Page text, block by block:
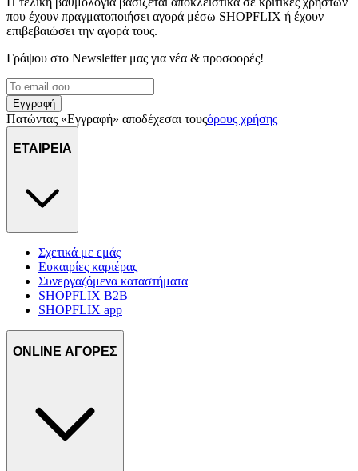
διαφημίσεις και περιεχόμενο, την καλύτερη εικόνα του κοινού
μας και την ανάπτυξη προϊόντων. Επίσης, κοινοποιούμε
τοποθεσίας μας στους συνεργάτες μέσων κοινωνικής
δικτύωσης, διαφημίσεων και ανάλυσης.
που έχουν πραγματοποιήσει αγορά μέσω SHOPFLIX ή έχουν
επιβεβαιώσει την αγορά τους.
Γράψου στο Νewsletter μας για νέα & προσφορές!
Εγγραφή
Πατώντας «Εγγραφή» αποδέχεσαι τουςόρους χρήσης
ΕΤΑΙΡΕΙΑ
Σχετικά με εμάς
Ευκαιρίες καριέρας
Συνεργαζόμενα καταστήματα
SHOPFLIX B2B
SHOPFLIX app
ONLINE ΑΓΟΡΕΣ